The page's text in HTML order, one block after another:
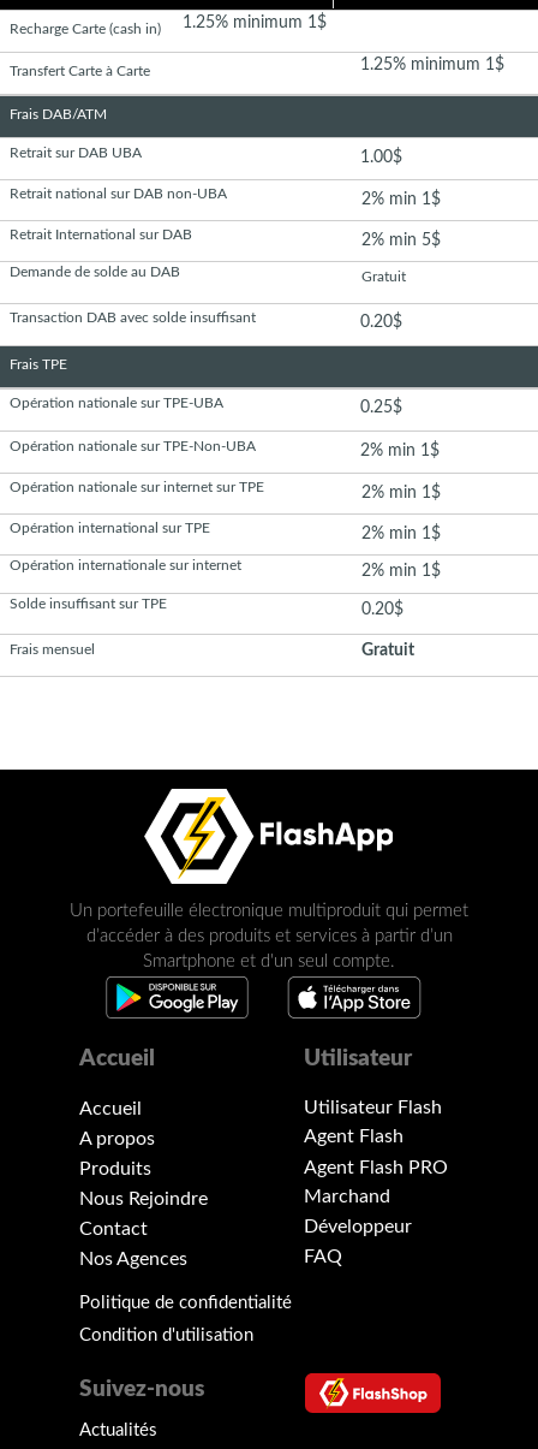
Recharge Carte (cash in) 1.25% minimum 1$
Transfert Carte à Carte 1.25% minimum 1$
Frais DAB/ATM
Retrait sur DAB UBA 1.00$
Retrait national sur DAB non-UBA 2% min 1$
Retrait International sur DAB 2% min 5$
Demande de solde au DAB Gratuit
Transaction DAB avec solde insuffisant 0.20$
Frais TPE
Opération nationale sur TPE-UBA 0.25$
Opération nationale sur TPE-Non-UBA 2% min 1$
Opération nationale sur internet sur TPE 2% min 1$
Opération international sur TPE 2% min 1$
Opération internationale sur internet 2% min 1$
Solde insuffisant sur TPE 0.20$
Frais mensuel Gratuit
Un portefeuille électronique multiproduit qui permet
d’accéder à des produits et services à partir d’un
Smartphone et d'un seul compte.
Accueil Utilisateur
Accueil
Utilisateur Flash
A propos
Agent Flash
Produits
Agent Flash PRO
Nous Rejoindre
Marchand
Contact
Développeur
Nos Agences
FAQ
Politique de confidentialité
Condition d'utilisation
Suivez-nous
Actualités